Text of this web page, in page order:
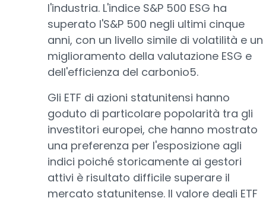
l'industria. L'indice S&P 500 ESG ha
superato l'S&P 500 negli ultimi cinque
anni, con un livello simile di volatilità e un
miglioramento della valutazione ESG e
dell'efficienza del carbonio5.
Gli ETF di azioni statunitensi hanno
goduto di particolare popolarità tra gli
investitori europei, che hanno mostrato
una preferenza per l'esposizione agli
indici poiché storicamente ai gestori
attivi è risultato difficile superare il
mercato statunitense. Il valore degli ETF